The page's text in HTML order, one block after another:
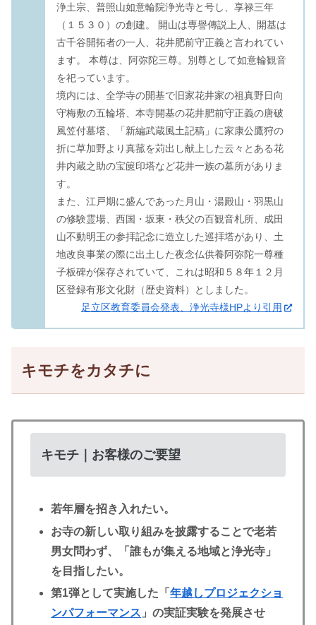
浄土宗、普照山如意輪院浄光寺と号し、享禄三年
（１５３０）の創建。 開山は専譽傳説上人、開基は
古千谷開拓者の一人、花井肥前守正義と言われてい
ます。 本尊は、阿弥陀三尊。別尊として如意輪観音
を祀っています。
境内には、全学寺の開基で旧家花井家の祖真野日向
守梅敷の五輪塔、本寺開基の花井肥前守正義の唐破
風笠付墓塔、「新編武蔵風土記稿」に家康公鷹狩の
折に草加野より真菰を苅出し献上した云々とある花
井内蔵之助の宝篋印塔など花井一族の墓所がありま
す。
また、江戸期に盛んであった月山・湯殿山・羽黒山
の修験霊場、西国・坂東・秩父の百観音札所、成田
山不動明王の参拝記念に造立した巡拝塔があり、土
地改良事業の際に出土した夜念仏供養阿弥陀一尊種
子板碑が保存されていて、これは昭和５８年１２月
区登録有形文化財（歴史資料）としました。
足立区教育委員会発表、浄光寺様HPより引用
キモチをカタチに
キモチ｜お客様のご要望
若年層を招き入れたい。
お寺の新しい取り組みを披露することで老若
男女問わず、「誰もが集える地域と浄光寺」
を目指したい。
第1弾として実施した「年越しプロジェクショ
ンパフォーマンス 」の実証実験を発展させ